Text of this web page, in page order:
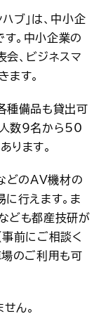
い合わせ
ブ」は、中小企
。中小企業の
会、ビジネスマ
ます。
種備品も貸出可
人数9名から50
ります。
どのAV機材の
に行えます。ま
ども都産技研が
前にご相談く
場のご利用も可
ん。